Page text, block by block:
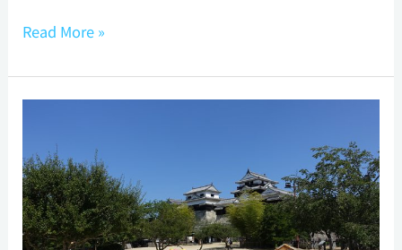
Read More »
伊
予
松
山
城